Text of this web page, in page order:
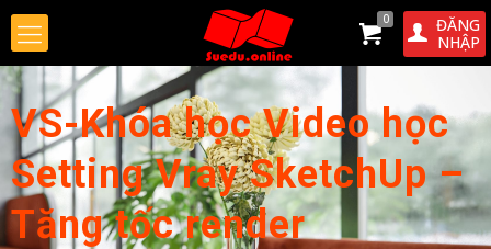
0
ĐĂNG
NHẬP
VS-Khóa học Video học
Setting Vray SketchUp –
Tăng tốc render